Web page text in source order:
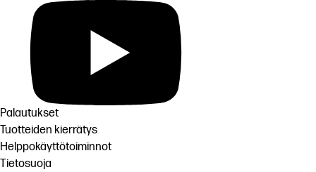
Palautukset
Tuotteiden kierrätys
Helppokäyttötoiminnot
Tietosuoja